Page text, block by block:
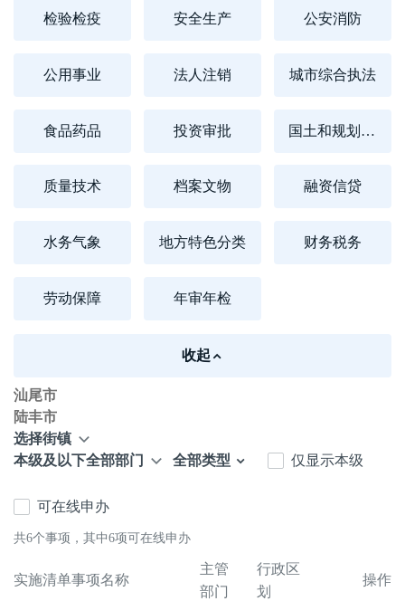
检验检疫 安全生产 公安消防
公用事业 法人注销 城市综合执法
食品药品 投资审批 国土和规划建设
质量技术 档案文物 融资信贷
水务气象 地方特色分类 财务税务
劳动保障 年审年检
收起
汕尾市
陆丰市
选择街镇
本级及以下全部部门
全部类型 仅显示本级
可在线申办
共6个事项，其中6项可在线申办
实施清单事项名称
主管
部门
行政区
划
操作